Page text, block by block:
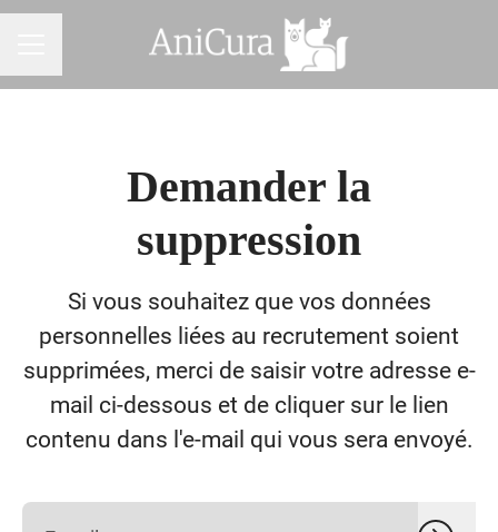
Demander la
suppression
Si vous souhaitez que vos données
personnelles liées au recrutement soient
supprimées, merci de saisir votre adresse e-
mail ci-dessous et de cliquer sur le lien
contenu dans l'e-mail qui vous sera envoyé.